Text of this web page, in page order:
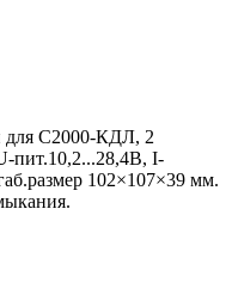
для С2000-КДЛ, 2
пит.10,2...28,4В, I-
102×107×39 мм.